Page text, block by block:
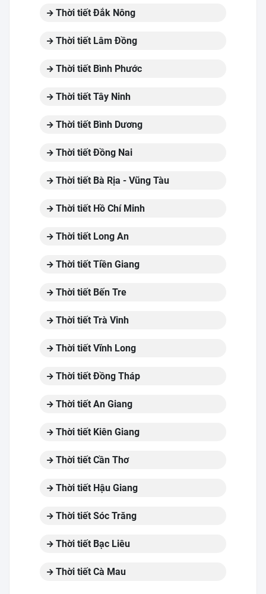
Thời tiết Đắk Nông
Thời tiết Lâm Đồng
Thời tiết Bình Phước
Thời tiết Tây Ninh
Thời tiết Bình Dương
Thời tiết Đồng Nai
Thời tiết Bà Rịa - Vũng Tàu
Thời tiết Hồ Chí Minh
Thời tiết Long An
Thời tiết Tiền Giang
Thời tiết Bến Tre
Thời tiết Trà Vinh
Thời tiết Vĩnh Long
Thời tiết Đồng Tháp
Thời tiết An Giang
Thời tiết Kiên Giang
Thời tiết Cần Thơ
Thời tiết Hậu Giang
Thời tiết Sóc Trăng
Thời tiết Bạc Liêu
Thời tiết Cà Mau